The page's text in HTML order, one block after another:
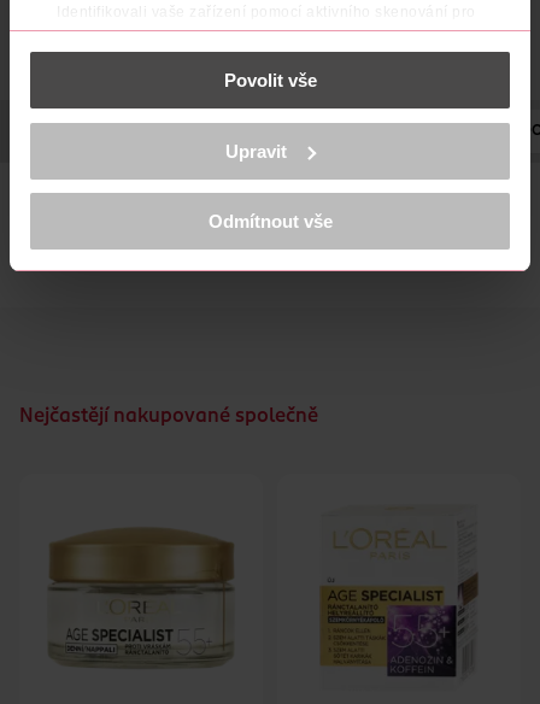
Identifikovali vaše zařízení pomocí aktivního skenování pro
konkrétní charakteristiky (otisk prstu)
Zjistěte více o tom, jak zpracováváme vaše osobní údaje, a nastavte
části s podrobnostmi . Svůj souhlas můžete kdykoliv
K provozu stránek, personalizaci obsahu a reklam, funkcí sociálních
médií, analýze návštěvnosti, které mohou nést osobní údaje.
Více najdete vprohlášení o ochraně osobních údajů.
Děkujeme za pochopení. >více o cookies<
Povolit vše
Upravit
Odmítnout vše
NÁZEV VÝROBCE/
Vyživující péče proti vráskám L’Oréal Paris Age Specialist 65+
denní a noční krém ve výhodném dvojbalení se zaměřuje na
specifické potřeby zralé pleti.
Nejčastějí nakupované společně